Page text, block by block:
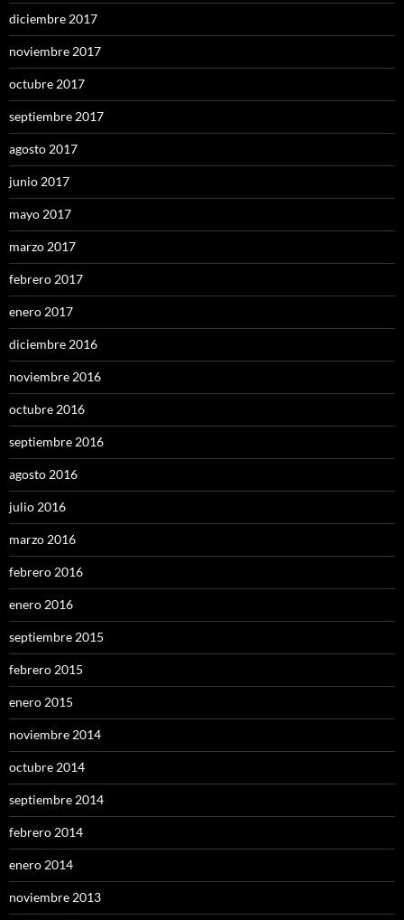
diciembre 2017
noviembre 2017
octubre 2017
septiembre 2017
agosto 2017
junio 2017
mayo 2017
marzo 2017
febrero 2017
enero 2017
diciembre 2016
noviembre 2016
octubre 2016
septiembre 2016
agosto 2016
julio 2016
marzo 2016
febrero 2016
enero 2016
septiembre 2015
febrero 2015
enero 2015
noviembre 2014
octubre 2014
septiembre 2014
febrero 2014
enero 2014
noviembre 2013